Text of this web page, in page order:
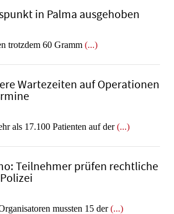
in Palma ausgehoben
trotzdem 60 Gramm (...)
Wartezeiten auf Operationen
als 17.100 Patienten auf der(...)
Teilnehmer prüfen rechtliche
mussten 15 der(...)